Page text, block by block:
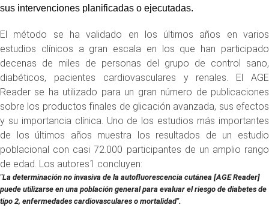
sus intervenciones planificadas o ejecutadas.
El método se ha validado en los últimos años en varios
estudios clínicos a gran escala en los que han participado
decenas de miles de personas del grupo de control sano,
diabéticos, pacientes cardiovasculares y renales. El AGE
Reader se ha utilizado para un gran número de publicaciones
sobre los productos finales de glicación avanzada, sus efectos
y su importancia clínica. Uno de los estudios más importantes
de los últimos años muestra los resultados de un estudio
poblacional con casi 72.000 participantes de un amplio rango
de edad. Los autores1 concluyen:
"La determinación no invasiva de la autofluorescencia cutánea [AGE Reader]
puede utilizarse en una población general para evaluar el riesgo de diabetes de
tipo 2, enfermedades cardiovasculares o mortalidad".